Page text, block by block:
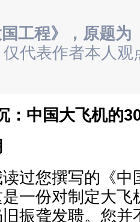
国工程》，原题为
仅代表作者本人观
：中国大飞机的
过您撰写的《中
一份对制定大飞
振聋发聩。您并